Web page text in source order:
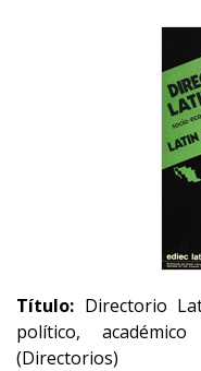
Título: Directorio
político,
(Directorios)